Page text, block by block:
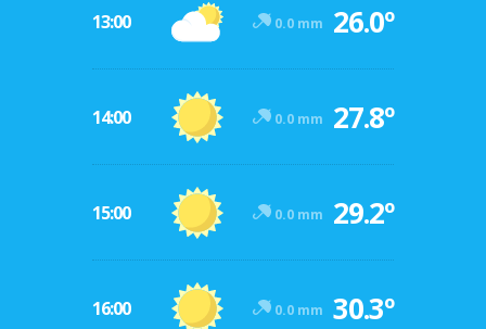
13:00 0.0 mm 26.0º
14:00 0.0 mm 27.8º
15:00 0.0 mm 29.2º
16:00 0.0 mm 30.3º